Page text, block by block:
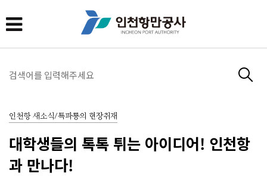
인천항 새소식/특파룡의 현장취재
대학생들의 톡톡 튀는 아이디어! 인천항
과 만나다!